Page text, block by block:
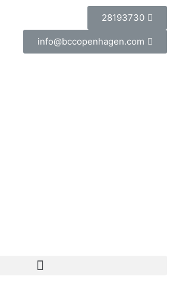
28193730
info@bccopenhagen.com